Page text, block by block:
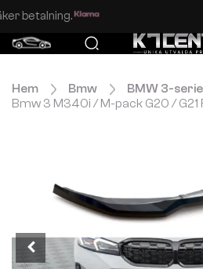
Enkel och säker betalning.
Hem Bmw BMW 3-serie
Bmw 3 M340i / M-pack G20 / G21